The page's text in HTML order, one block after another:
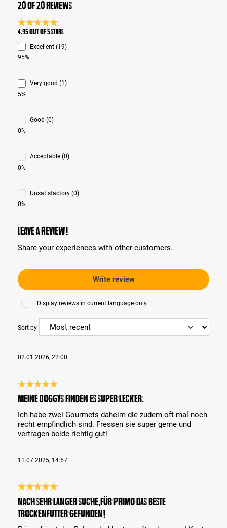
20 of 20 reviews
Average rating 4.9 of 5 Stars
4.95 out of 5 stars
Excellent (19)
95%
Very good (1)
5%
Good (0)
0%
Acceptable (0)
0%
Unsatisfactory (0)
0%
Leave a review!
Share your experiences with other customers.
Write review
Display reviews in current language only.
Sort by
02.01.2026, 22:00
Review with rating of 5 out of 5 stars
Meine Doggys finden es super lecker.
Ich habe zwei Gourmets daheim die zudem oft mal noch
recht empfindlich sind. Fressen sie super gerne und
vertragen beide richtig gut!
11.07.2025, 14:57
Review with rating of 5 out of 5 stars
Nach sehr langer Suche,für Primo das beste
Trockenfutter gefunden!